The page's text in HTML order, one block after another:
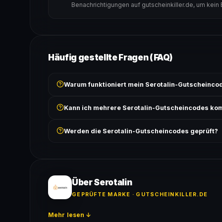
Benachrichtigungen auf gutscheinkiller.de, um
Häufig gestellte Fragen (FAQ)
Warum funktioniert mein Serotalin-
Bedingungen findest du unter „Details".
Kann ich mehrere Serotalin-Gutscheincodes
ausgeschlossen, sofern die Angebotsbedingungen
Werden die Serotalin-Gutscheincodes geprüft?
Über Serotalin
GEPRÜFTE MARKE · GUTSCHEINKILLER.DE
Mehr lesen ↓